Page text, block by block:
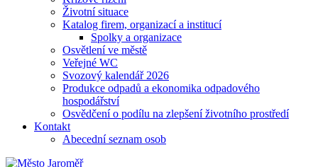
Životní situace
Katalog firem, organizací a institucí
Spolky a organizace
Osvětlení ve městě
Veřejné WC
Svozový kalendář 2026
Produkce odpadů a ekonomika odpadového
hospodářství
Osvědčení o podílu na zlepšení životního prostředí
Kontakt
Abecední seznam osob